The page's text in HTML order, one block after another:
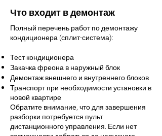
Что входит в демонтаж
Полный перечень работ по демонтажу
кондиционера (сплит-система):
Тест кондиционера
Закачка фреона в наружный блок
Демонтаж внешнего и внутреннего блоков
Транспорт при необходимости установки в
новой квартире
Обратите внимание, что для завершения
разборки потребуется пульт
дистанционного управления. Если нет